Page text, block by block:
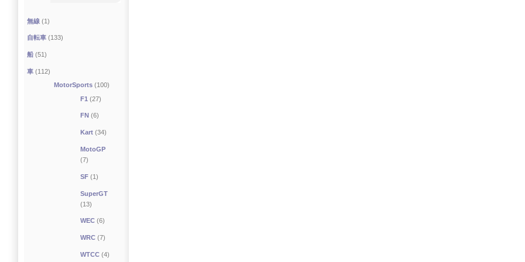
無線 (1)
自転車 (133)
船 (51)
車 (112)
MotorSports(100)
F1 (27)
FN (6)
Kart (34)
MotoGP
(7)
SF (1)
SuperGT
(13)
WEC (6)
WRC (7)
WTCC (4)